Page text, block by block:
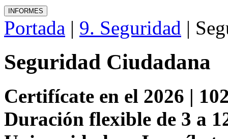
Portada | 9. Seguridad |
Seguridad Ciudadana
Certifícate en el 2026 |
Duración flexible de 3 a